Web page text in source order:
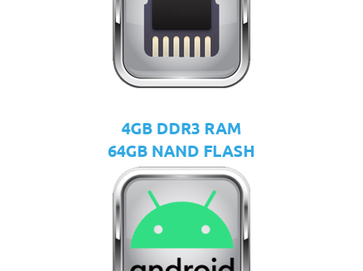
4GB DDR3 RAM
64GB NAND FLASH